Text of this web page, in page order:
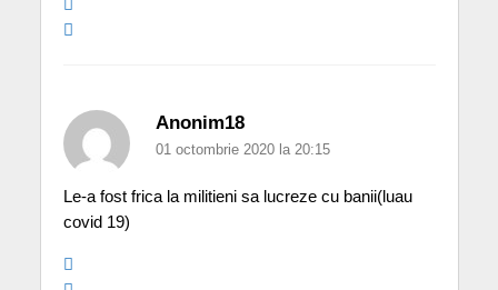
Anonim18
01 octombrie 2020 la 20:15
Le-a fost frica la militieni sa lucreze cu banii(luau
covid 19)